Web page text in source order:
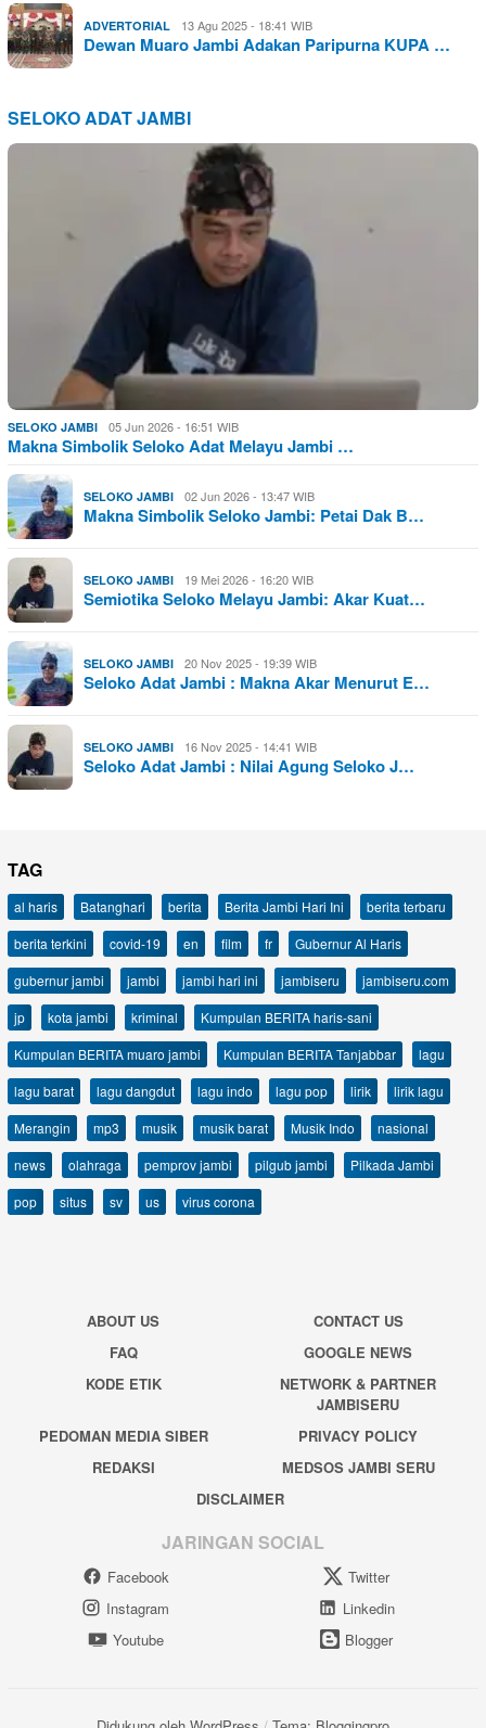
ADVERTORIAL 13 Agu 2025 - 18:41 WIB
Dewan Muaro Jambi Adakan Paripurna KUPA …
SELOKO ADAT JAMBI
SELOKO JAMBI 05 Jun 2026 - 16:51 WIB
Makna Simbolik Seloko Adat Melayu Jambi …
SELOKO JAMBI 02 Jun 2026 - 13:47 WIB
Makna Simbolik Seloko Jambi: Petai Dak B…
SELOKO JAMBI 19 Mei 2026 - 16:20 WIB
Semiotika Seloko Melayu Jambi: Akar Kuat…
SELOKO JAMBI 20 Nov 2025 - 19:39 WIB
Seloko Adat Jambi : Makna Akar Menurut E…
SELOKO JAMBI 16 Nov 2025 - 14:41 WIB
Seloko Adat Jambi : Nilai Agung Seloko J…
TAG
al haris Batanghari berita Berita Jambi Hari Ini
berita terbaru
berita terkini
covid-19 en film fr
Gubernur Al Haris
gubernur jambi
jambi jambi hari ini jambiseru
jambiseru.com
jp
kota jambi kriminal
Kumpulan BERITA haris-sani
Kumpulan BERITA muaro jambi
Kumpulan BERITA Tanjabbar
lagu
lagu barat
lagu dangdut lagu indo lagu pop lirik
lirik lagu
Merangin
mp3 musik musik barat Musik Indo
nasional
news
olahraga pemprov jambi pilgub jambi
Pilkada Jambi
pop
situs sv us virus corona
ABOUT US
CONTACT US
FAQ
GOOGLE NEWS
KODE ETIK
NETWORK & PARTNER
JAMBISERU
PEDOMAN MEDIA SIBER
PRIVACY POLICY
REDAKSI
MEDSOS JAMBI SERU
DISCLAIMER
JARINGAN SOCIAL
Facebook
Twitter
Instagram
Linkedin
Youtube
Blogger